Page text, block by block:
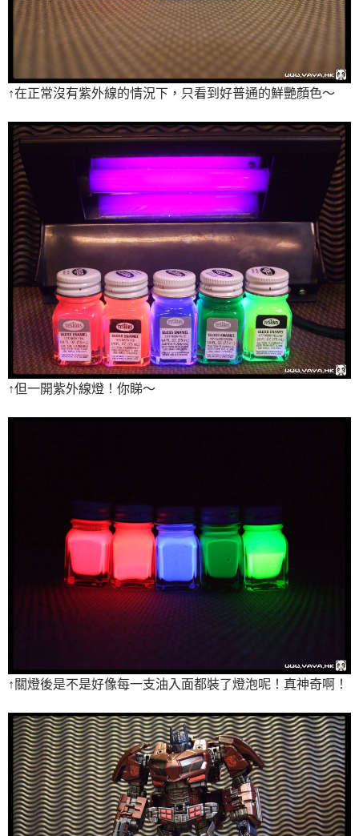
↑在正常沒有紫外線的情況下，只看到好普通的鮮艷顏色～
↑但一開紫外線燈！你睇～
↑關燈後是不是好像每一支油入面都裝了燈泡呢！真神奇啊！